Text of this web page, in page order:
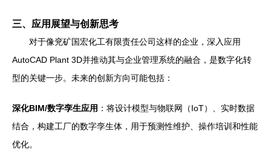
三、应用展望与创新思考
对于像兖矿国宏化工有限责任公司这样的企业，深入应用
AutoCAD Plant 3D并推动其与企业管理系统的融合，是数字化转
型的关键一步。未来的创新方向可能包括：
深化BIM/数字孪生应用 ：将设计模型与物联网（IoT）、实时数据
结合，构建工厂的数字孪生体，用于预测性维护、操作培训和性能
优化。